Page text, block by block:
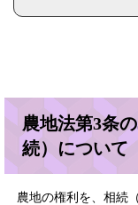
農地法第3条
続）について
農地の権利を、相続